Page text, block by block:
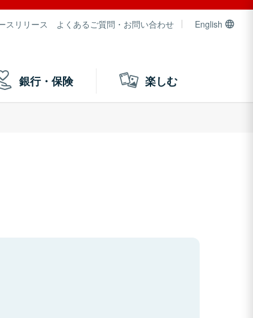
スリリース よくあるご質問・お問い合わせ English
銀行・保険 楽しむ